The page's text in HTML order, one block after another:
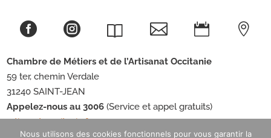
    
Chambre de Métiers et de l’ArtisanatOccitanie
59 ter, chemin Verdale
31240 SAINT-JEAN
Appelez-nous au 3006 (Service et appel gratuits)
artisanat-occitanie.fr
Nous utilisons des cookies fonctionnels pour vous garantir la